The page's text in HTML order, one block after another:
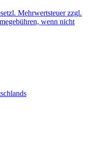
Mehrwertsteuer zzgl.
wenn nicht